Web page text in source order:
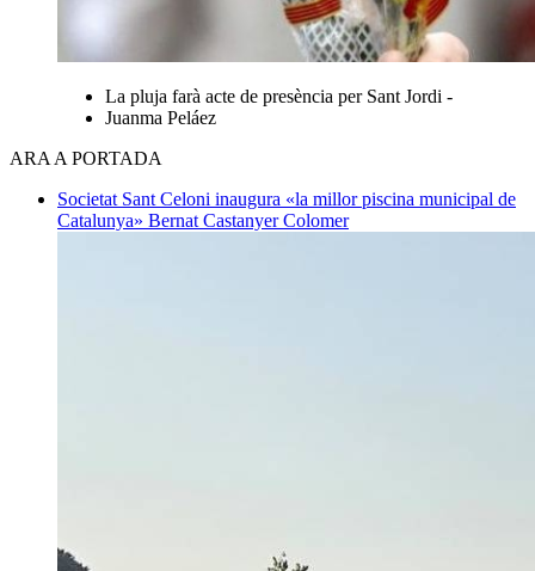
La pluja farà acte de presència per Sant Jordi -
Juanma Peláez
ARA A PORTADA
Societat Sant Celoni inaugura «la millor piscina municipal de
Catalunya» Bernat Castanyer Colomer